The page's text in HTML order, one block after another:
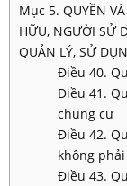
Mục 5. QUYỀN
HỮU, NGƯỜI SỬ
QUẢN LÝ, SỬ
Điều 40.
Điều 41.
chung cư
Điều 42.
không
Điều 43.